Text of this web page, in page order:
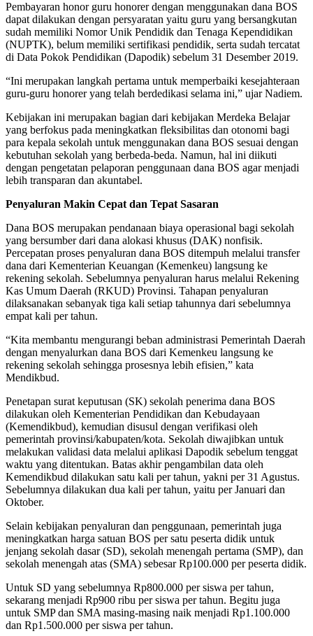
Pembayaran honor guru honorer dengan menggunakan dana BOS
dapat dilakukan dengan persyaratan yaitu guru yang bersangkutan
sudah memiliki Nomor Unik Pendidik dan Tenaga Kependidikan
(NUPTK), belum memiliki sertifikasi pendidik, serta sudah tercatat
di Data Pokok Pendidikan (Dapodik) sebelum 31 Desember 2019.
“Ini merupakan langkah pertama untuk memperbaiki kesejahteraan
guru-guru honorer yang telah berdedikasi selama ini,” ujar Nadiem.
Kebijakan ini merupakan bagian dari kebijakan Merdeka Belajar
yang berfokus pada meningkatkan fleksibilitas dan otonomi bagi
para kepala sekolah untuk menggunakan dana BOS sesuai dengan
kebutuhan sekolah yang berbeda-beda. Namun, hal ini diikuti
dengan pengetatan pelaporan penggunaan dana BOS agar menjadi
lebih transparan dan akuntabel.
Penyaluran Makin Cepat dan Tepat Sasaran
Dana BOS merupakan pendanaan biaya operasional bagi sekolah
yang bersumber dari dana alokasi khusus (DAK) nonfisik.
Percepatan proses penyaluran dana BOS ditempuh melalui transfer
dana dari Kementerian Keuangan (Kemenkeu) langsung ke
rekening sekolah. Sebelumnya penyaluran harus melalui Rekening
Kas Umum Daerah (RKUD) Provinsi. Tahapan penyaluran
dilaksanakan sebanyak tiga kali setiap tahunnya dari sebelumnya
empat kali per tahun.
“Kita membantu mengurangi beban administrasi Pemerintah Daerah
dengan menyalurkan dana BOS dari Kemenkeu langsung ke
rekening sekolah sehingga prosesnya lebih efisien,” kata
Mendikbud.
Penetapan surat keputusan (SK) sekolah penerima dana BOS
dilakukan oleh Kementerian Pendidikan dan Kebudayaan
(Kemendikbud), kemudian disusul dengan verifikasi oleh
pemerintah provinsi/kabupaten/kota. Sekolah diwajibkan untuk
melakukan validasi data melalui aplikasi Dapodik sebelum tenggat
waktu yang ditentukan. Batas akhir pengambilan data oleh
Kemendikbud dilakukan satu kali per tahun, yakni per 31 Agustus.
Sebelumnya dilakukan dua kali per tahun, yaitu per Januari dan
Oktober.
Selain kebijakan penyaluran dan penggunaan, pemerintah juga
meningkatkan harga satuan BOS per satu peserta didik untuk
jenjang sekolah dasar (SD), sekolah menengah pertama (SMP), dan
sekolah menengah atas (SMA) sebesar Rp100.000 per peserta didik.
Untuk SD yang sebelumnya Rp800.000 per siswa per tahun,
sekarang menjadi Rp900 ribu per siswa per tahun. Begitu juga
untuk SMP dan SMA masing-masing naik menjadi Rp1.100.000
dan Rp1.500.000 per siswa per tahun.